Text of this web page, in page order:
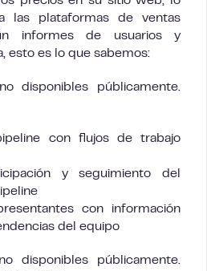
las plataformas de ventas
informes de usuarios y
esto es lo que sabemos:
disponibles públicamente.
con flujos de trabajo
y seguimiento del
con información
del equipo
disponibles públicamente.